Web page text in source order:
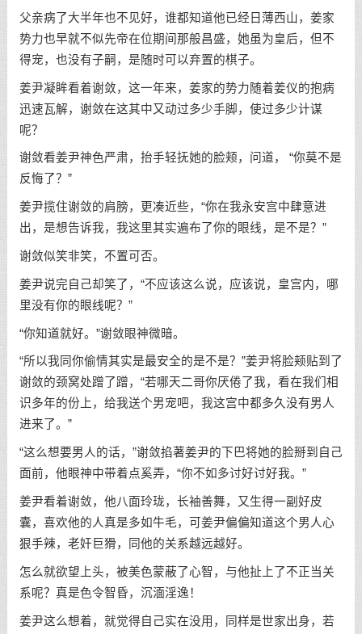
父亲病了大半年也不见好，谁都知道他已经日薄西山，姜家
势力也早就不似先帝在位期间那般昌盛，她虽为皇后，但不
得宠，也没有子嗣，是随时可以弃置的棋子。
姜尹凝眸看着谢敛，这一年来，姜家的势力随着姜仪的抱病
迅速瓦解，谢敛在这其中又动过多少手脚，使过多少计谋
呢？
谢敛看姜尹神色严肃，抬手轻抚她的脸颊，问道， “你莫不是
反悔了？”
姜尹揽住谢敛的肩膀，更凑近些，“你在我永安宫中肆意进
出，是想告诉我，我这里其实遍布了你的眼线，是不是？”
谢敛似笑非笑，不置可否。
姜尹说完自己却笑了，“不应该这么说，应该说，皇宫内，哪
里没有你的眼线呢？”
“你知道就好。”谢敛眼神微暗。
“所以我同你偷情其实是最安全的是不是？”姜尹将脸颊贴到了
谢敛的颈窝处蹭了蹭，“若哪天二哥你厌倦了我，看在我们相
识多年的份上，给我送个男宠吧，我这宫中都多久没有男人
进来了。”
“这么想要男人的话，”谢敛掐著姜尹的下巴将她的脸掰到自己
面前，他眼神中带着点奚弄，“你不如多讨好讨好我。”
姜尹看着谢敛，他八面玲珑，长袖善舞，又生得一副好皮
囊，喜欢他的人真是多如牛毛，可姜尹偏偏知道这个男人心
狠手辣，老奸巨猾，同他的关系越远越好。
怎么就欲望上头，被美色蒙蔽了心智，与他扯上了不正当关
系呢？真是色令智昏，沉湎淫逸！
姜尹这么想着，就觉得自己实在没用，同样是世家出身，若